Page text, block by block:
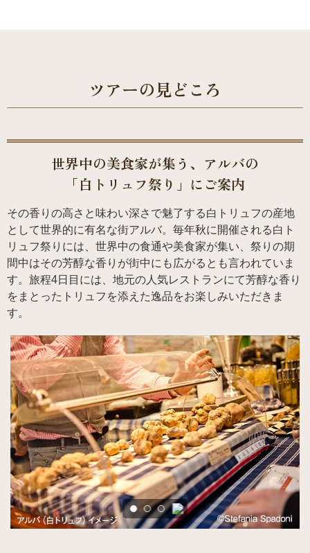
ツアーの見どころ
世界中の美食家が集う、 アルバの
「白トリュフ祭り」にご案内
その香りの高さと味わい深さで魅了する白トリュフの産地
として世界的に有名な街アルバ。毎年秋に開催される白ト
リュフ祭りには、世界中の食通や美食家が集い、祭りの期
間中はその芳醇な香りが街中にも広がるとも言われていま
す。旅程4日目には、地元の人気レストランにて芳醇な香り
をまとったトリュフを添えた逸品をお楽しみいただきま
す。